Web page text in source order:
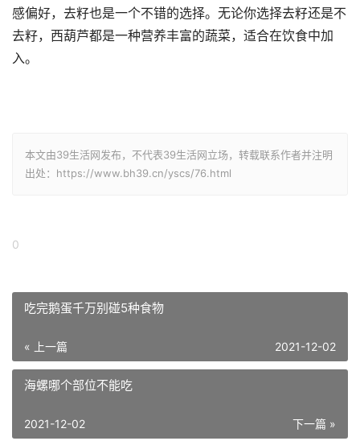
感偏好，去籽也是一个不错的选择。无论你选择去籽还是不
去籽，西葫芦都是一种营养丰富的蔬菜，适合在饮食中加
入。
本文由39生活网发布，不代表39生活网立场，转载联系作者并注明
出处：https://www.bh39.cn/yscs/76.html
0
吃完鹅蛋千万别碰5种食物
« 上一篇 2021-12-02
海螺哪个部位不能吃
下一篇 »
2021-12-02